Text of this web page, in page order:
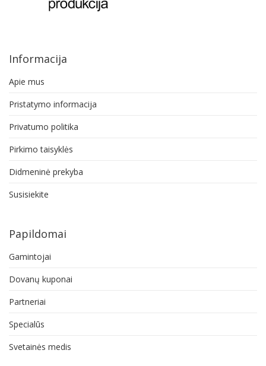
Informacija
Apie mus
Pristatymo informacija
Privatumo politika
Pirkimo taisyklės
Didmeninė prekyba
Susisiekite
Papildomai
Gamintojai
Dovanų kuponai
Partneriai
Specialūs
Svetainės medis